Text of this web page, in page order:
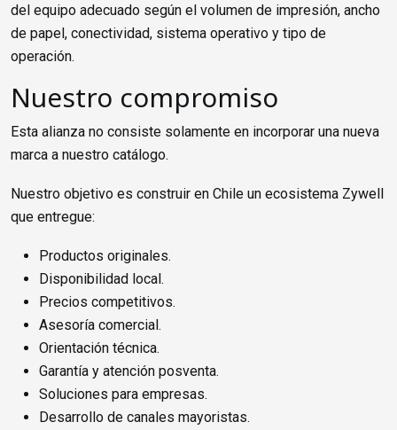
del equipo adecuado según el volumen de impresión, ancho
de papel, conectividad, sistema operativo y tipo de
operación.
Nuestro compromiso
Esta alianza no consiste solamente en incorporar una nueva
marca a nuestro catálogo.
Nuestro objetivo es construir en Chile un ecosistema Zywell
que entregue:
Productos originales.
Disponibilidad local.
Precios competitivos.
Asesoría comercial.
Orientación técnica.
Garantía y atención posventa.
Soluciones para empresas.
Desarrollo de canales mayoristas.